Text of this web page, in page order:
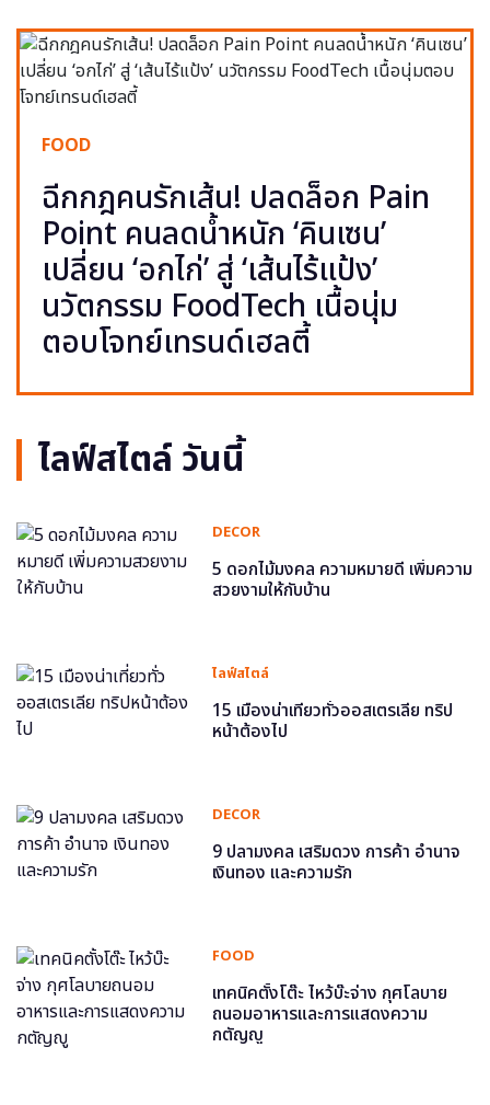
FOOD
ฉีกกฎคนรักเส้น! ปลดล็อก Pain
Point คนลดน้ำหนัก ‘คินเซน’
เปลี่ยน ‘อกไก่’ สู่ ‘เส้นไร้แป้ง’
นวัตกรรม FoodTech เนื้อนุ่ม
ตอบโจทย์เทรนด์เฮลตี้
ไลฟ์สไตล์ วันนี้
DECOR
5 ดอกไม้มงคล ความหมายดี เพิ่มความ
สวยงามให้กับบ้าน
ไลฟ์สไตล์
15 เมืองน่าเที่ยวทั่วออสเตรเลีย ทริป
หน้าต้องไป
DECOR
9 ปลามงคล เสริมดวง การค้า อำนาจ
เงินทอง และความรัก
FOOD
เทคนิคตั้งโต๊ะ ไหว้บ๊ะจ่าง กุศโลบาย
ถนอมอาหารและการแสดงความ
กตัญญู